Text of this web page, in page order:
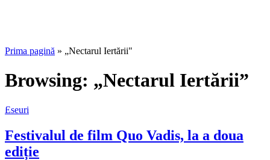
Prima pagină » „Nectarul Iertării"
Browsing: „Nectarul Iertării”
Eseuri
Festivalul de film Quo Vadis, la a doua
ediție